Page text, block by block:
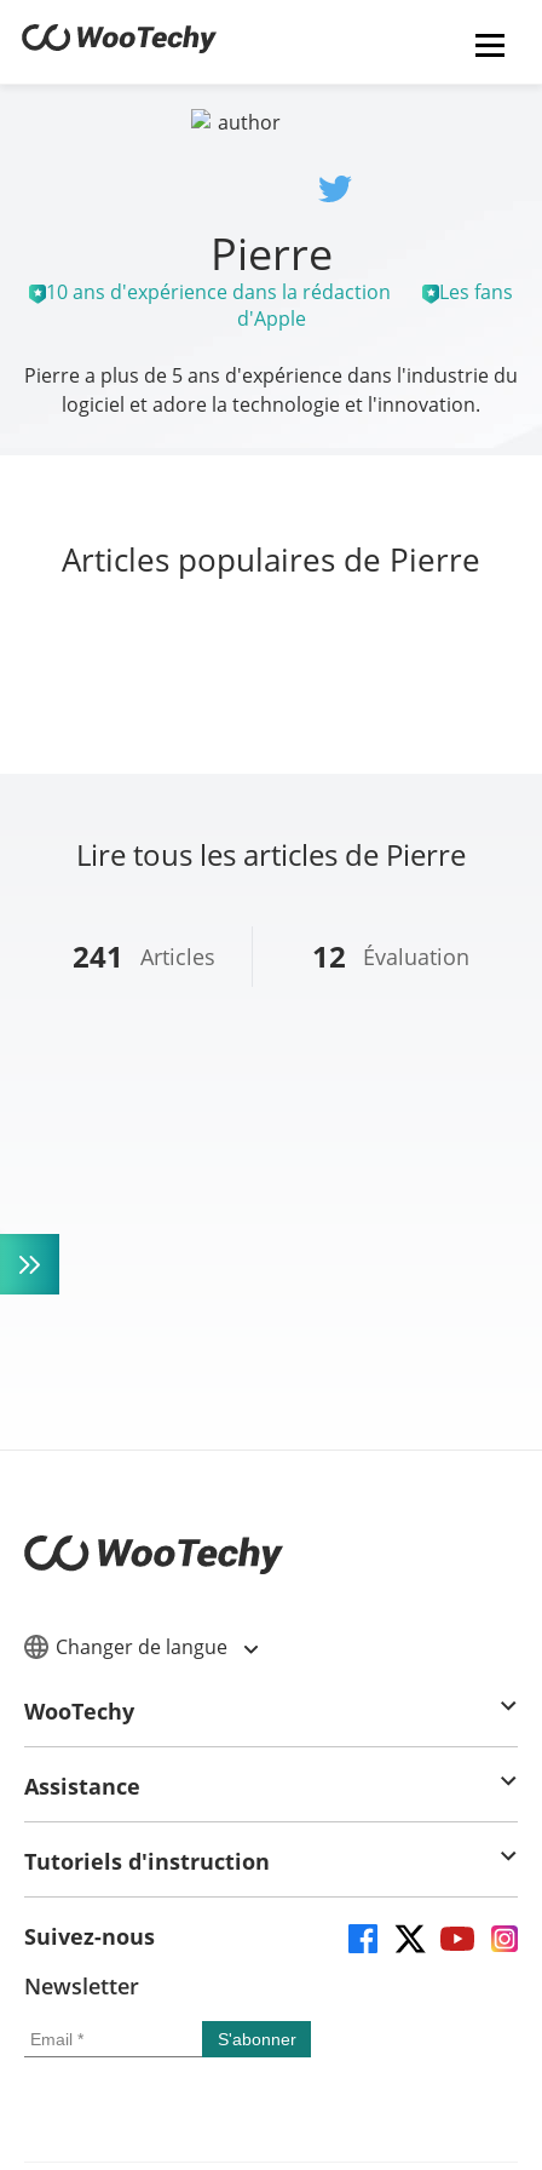
Pierre
10 ans d'expérience dans la rédaction
Les fans
d'Apple
Pierre a plus de 5 ans d'expérience dans l'industrie du
logiciel et adore la technologie et l'innovation.
Articles populaires de Pierre
Lire tous les articles de Pierre
241 Articles 12 Évaluation
Changer de langue
WooTechy
Assistance
Tutoriels d'instruction
Suivez-nous
Newsletter